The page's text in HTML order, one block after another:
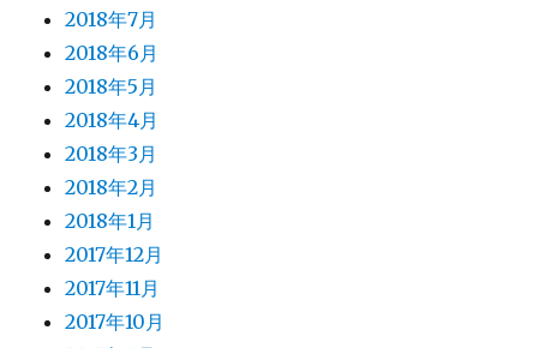
2018年7月
2018年6月
2018年5月
2018年4月
2018年3月
2018年2月
2018年1月
2017年12月
2017年11月
2017年10月